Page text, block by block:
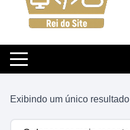
Exibindo um único resultado